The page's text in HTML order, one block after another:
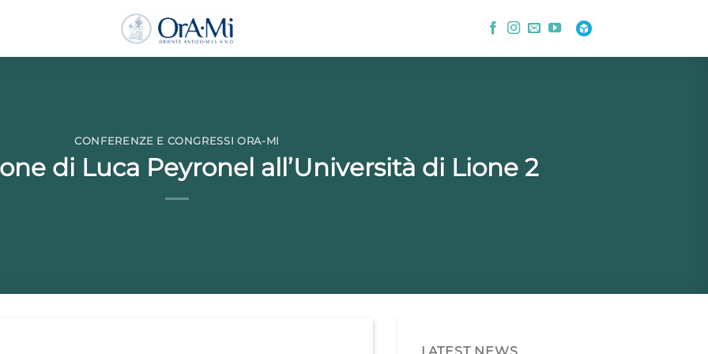
CONFERENZE E CONGRESSI ORA-MI
di Luca Peyronel all’Università di Lione 2